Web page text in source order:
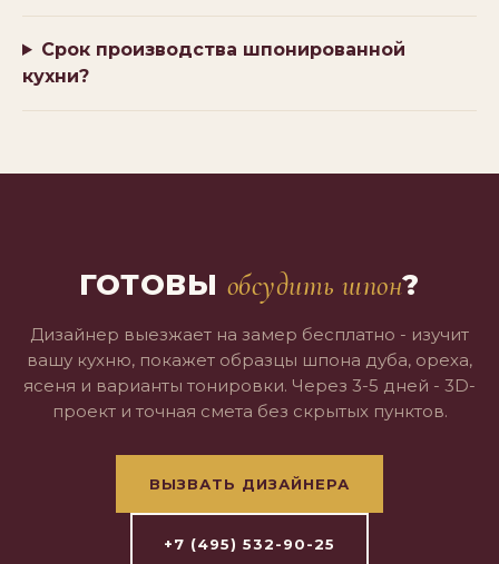
Срок производства шпонированной
кухни?
ГОТОВЫ обсудить шпон?
Дизайнер выезжает на замер бесплатно - изучит
вашу кухню, покажет образцы шпона дуба, ореха,
ясеня и варианты тонировки. Через 3-5 дней - 3D-
проект и точная смета без скрытых пунктов.
ВЫЗВАТЬ ДИЗАЙНЕРА
+7 (495) 532-90-25